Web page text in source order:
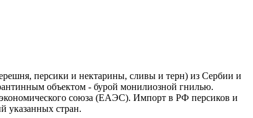
персики и нектарины, сливы и терн) из Сербии и
объектом - бурой монилиозной гнилью.
союза (ЕАЭС). Импорт в РФ персиков и
указанных стран.